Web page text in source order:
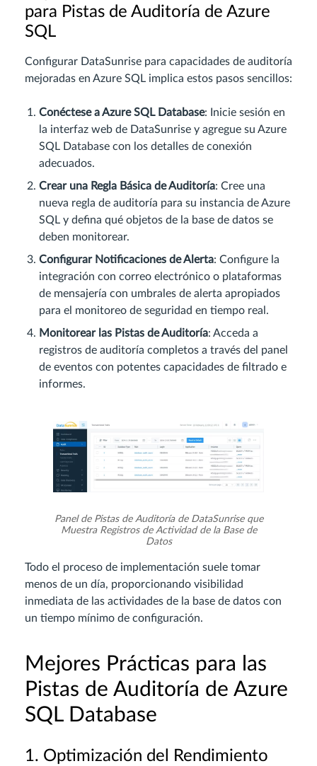
para Pistas de Auditoría de Azure
SQL
Configurar DataSunrise para capacidades de auditoría
mejoradas en Azure SQL implica estos pasos sencillos:
Conéctese a Azure SQL Database: Inicie sesión en
la interfaz web de DataSunrise y agregue su Azure
SQL Database con los detalles de conexión
adecuados.
Crear una Regla Básica de Auditoría: Cree una
nueva regla de auditoría para su instancia de Azure
SQL y defina qué objetos de la base de datos se
deben monitorear.
Configurar Notificaciones de Alerta: Configure la
integración con correo electrónico o plataformas
de mensajería con umbrales de alerta apropiados
para el monitoreo de seguridad en tiempo real.
Monitorear las Pistas de Auditoría: Acceda a
registros de auditoría completos a través del panel
de eventos con potentes capacidades de filtrado e
informes.
Panel de Pistas de Auditoría de DataSunrise que
Muestra Registros de Actividad de la Base de
Datos
Todo el proceso de implementación suele tomar
menos de un día, proporcionando visibilidad
inmediata de las actividades de la base de datos con
un tiempo mínimo de configuración.
Mejores Prácticas para las
Pistas de Auditoría de Azure
SQL Database
1. Optimización del Rendimiento